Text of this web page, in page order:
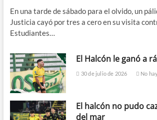
En una tarde de sábado para el olvido, un
Justicia cayó por tres a cero en su visita
Estudiantes…
El Halcón le ganó a
30 de julio de 2026 No
El halcón no pudo
del mar